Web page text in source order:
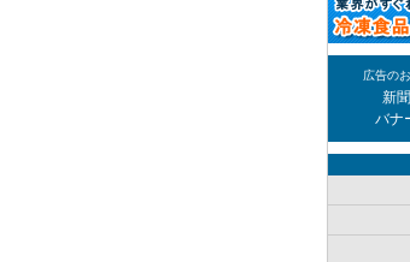
広告の
新
バナ